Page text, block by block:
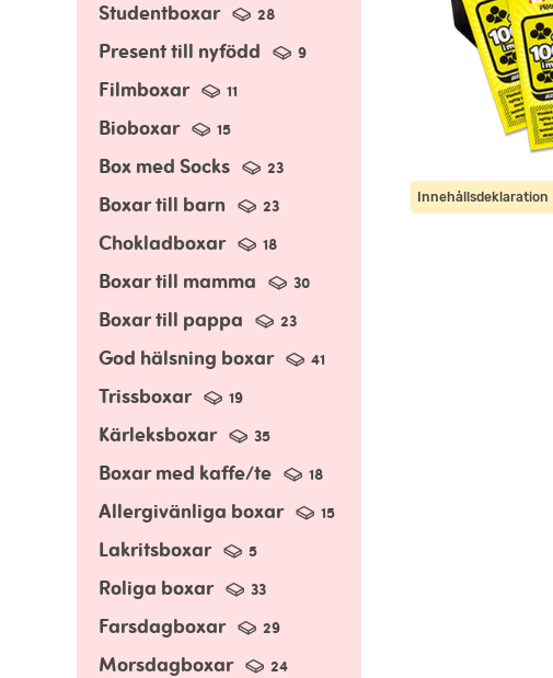
Studentboxar 28
Present till nyfödd 9
Filmboxar 11
Bioboxar 15
Box med Socks 23
Boxar till barn 23
Chokladboxar 18
Boxar till mamma 30
Boxar till pappa 23
God hälsning boxar 41
Trissboxar 19
Kärleksboxar 35
Boxar med kaffe/te 18
Allergivänliga boxar 15
Lakritsboxar 5
Roliga boxar 33
Farsdagboxar 29
Morsdagboxar 24
Innehållsdeklaration